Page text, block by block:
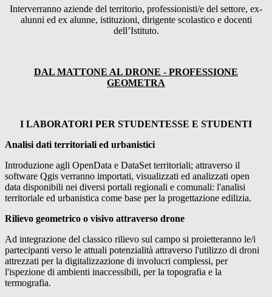
Interverranno aziende del territorio, professionisti/e del settore, ex-
alunni ed ex alunne, istituzioni, dirigente scolastico e docenti
dell’Istituto.
DAL MATTONE AL DRONE - PROFESSIONE
GEOMETRA
I LABORATORI PER STUDENTESSE E STUDENTI
Analisi dati territoriali ed urbanistici
Introduzione agli OpenData e DataSet territoriali; attraverso il
software Qgis verranno importati, visualizzati ed analizzati open
data disponibili nei diversi portali regionali e comunali: l'analisi
territoriale ed urbanistica come base per la progettazione edilizia.
Rilievo geometrico o visivo attraverso drone
Ad integrazione del classico rilievo sul campo si proietteranno le/i
partecipanti verso le attuali potenzialità attraverso l'utilizzo di droni
attrezzati per la digitalizzazione di involucri complessi, per
l'ispezione di ambienti inaccessibili, per la topografia e la
termografia.